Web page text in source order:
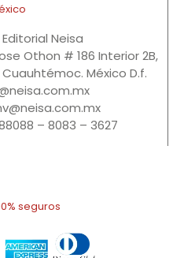
Neisa
Othon # 186 Interior 2B,
México D.f.
– 8083 – 3627
seguros